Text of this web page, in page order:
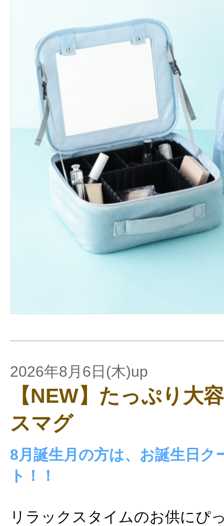
2026年8月6日(木)up
【NEW】たっぷり大
スマグ
8月誕生月の方は、お誕生日ク
ト！！
リラックスタイムのお供にぴ